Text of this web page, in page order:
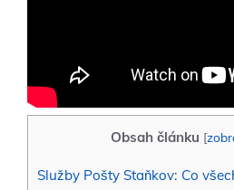
Obsah článku [
Služby Pošty Staňkov: Co